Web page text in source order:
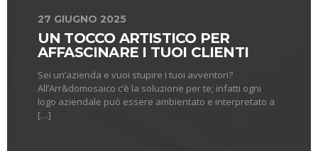
27 GIUGNO 2025
UN TOCCO ARTISTICO PER
AFFASCINARE I TUOI CLIENTI
Sei un’azienda e vuoi stupire i tuoi avventori?
All’Arr&domosaico c’è la soluzione per te; infatti ogni
logo aziendale può essere ambientato e interpretato a
[…]